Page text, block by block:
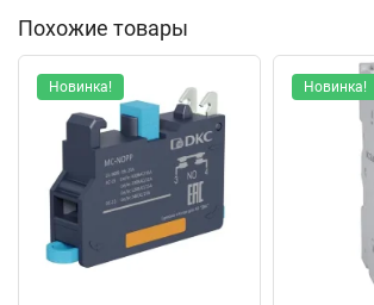
Похожие товары
Новинка! Новинка!